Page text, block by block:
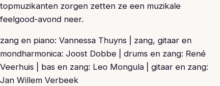
topmuzikanten zorgen zetten ze een muzikale
feelgood-avond neer.
zang en piano: Vannessa Thuyns | zang, gitaar en
mondharmonica: Joost Dobbe | drums en zang: René
Veerhuis | bas en zang: Leo Mongula | gitaar en zang:
Jan Willem Verbeek